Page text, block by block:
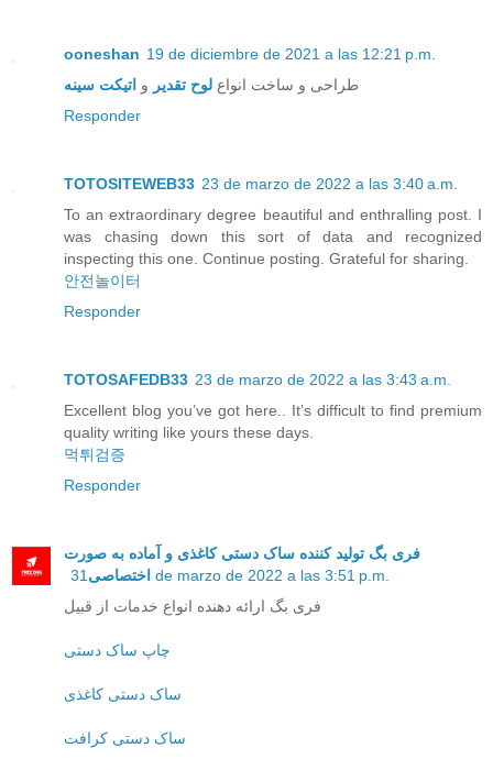
ooneshan 19 de diciembre de 2021 a las 12:21 p.m.
طراحی و ساخت انواع لوح تقدیر و اتیکت سینه
Responder
TOTOSITEWEB33 23 de marzo de 2022 a las 3:40 a.m.
To an extraordinary degree beautiful and enthralling post. I
was chasing down this sort of data and recognized
inspecting this one. Continue posting. Grateful for sharing.
안전놀이터
Responder
TOTOSAFEDB33 23 de marzo de 2022 a las 3:43 a.m.
Excellent blog you’ve got here.. It’s difficult to find premium
quality writing like yours these days.
먹튀검증
Responder
فری بگ تولید کننده ساک دستی کاغذی و آماده به صورت
اختصاصی 31 de marzo de 2022 a las 3:51 p.m.
فری بگ ارائه دهنده انواع خدمات از قبیل
چاپ ساک دستی
ساک دستی کاغذی
ساک دستی کرافت